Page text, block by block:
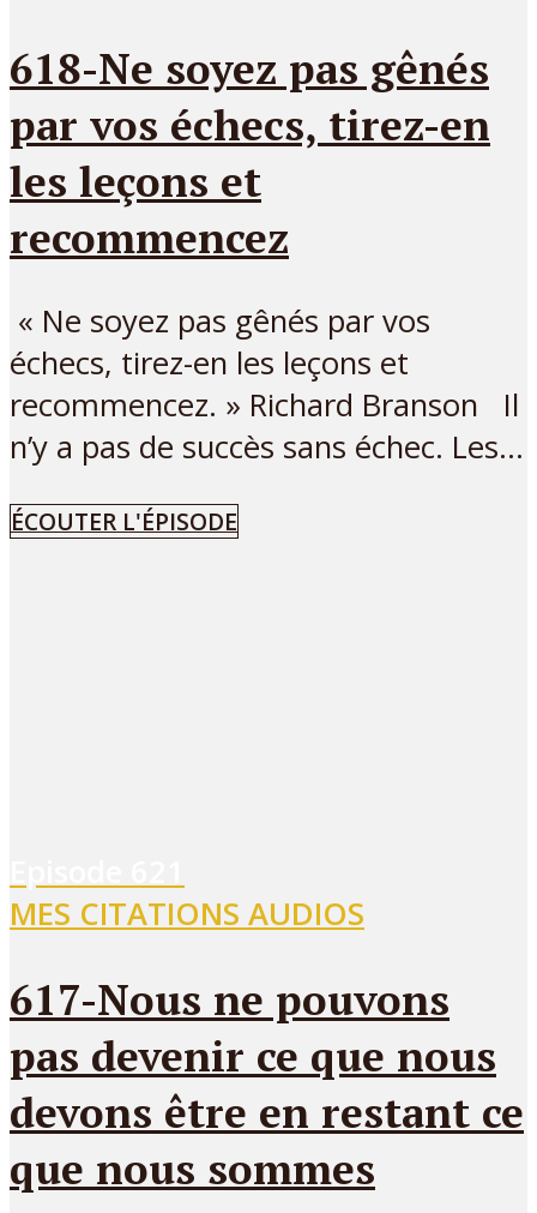
618-Ne soyez pas gênés
par vos échecs, tirez-en
les leçons et
recommencez
« Ne soyez pas gênés par vos
échecs, tirez-en les leçons et
recommencez. » Richard Branson Il
n’y a pas de succès sans échec. Les...
ÉCOUTER L'ÉPISODE
MES CITATIONS AUDIOS
617-Nous ne pouvons
pas devenir ce que nous
devons être en restant ce
que nous sommes